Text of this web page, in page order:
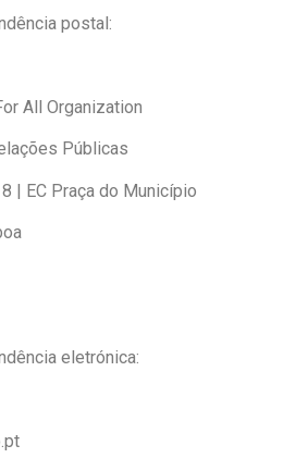
postal:
All Organization
Públicas
| EC Praça do Município
eletrónica: